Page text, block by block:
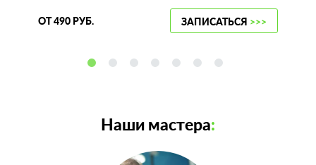
ОТ 490 РУБ. ЗАПИСАТЬСЯ >>>
Наши мастера: